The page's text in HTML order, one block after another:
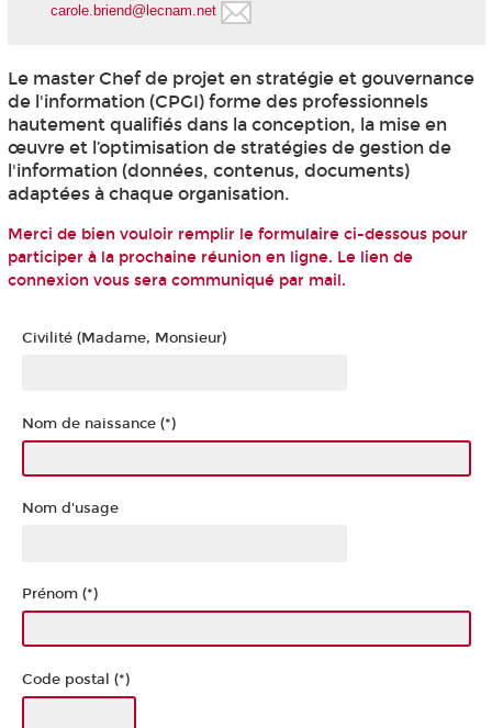
carole.briend@lecnam.net
Le master Chef de projet en stratégie et gouvernance
de l'information (CPGI) forme des professionnels
hautement qualifiés dans la conception, la mise en
œuvre et l’optimisation de stratégies de gestion de
l'information (données, contenus, documents)
adaptées à chaque organisation.
Merci de bien vouloir remplir le formulaire ci-dessous pour
participer à la prochaine réunion en ligne. Le lien de
connexion vous sera communiqué par mail.
Civilité (Madame, Monsieur)
Nom de naissance (*)
Nom d'usage
Prénom (*)
Code postal (*)